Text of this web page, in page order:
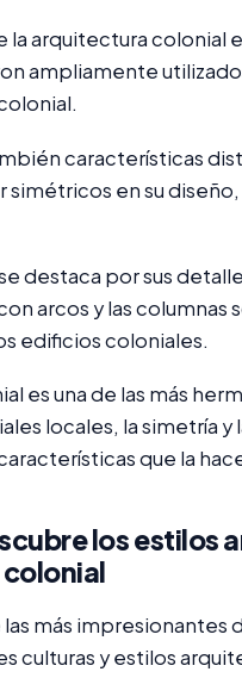
arquitectura colonial
ampliamente
características
simétricos en su
destaca por sus
arcos y las
edificios coloniales.
es una de las más
locales, la simetría
que la
los estilos
más impresionantes
culturas y estilos